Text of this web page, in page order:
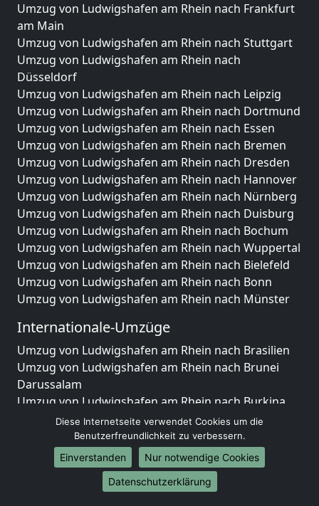
Umzug von Ludwigshafen am Rhein nach Frankfurt
am Main
Umzug von Ludwigshafen am Rhein nach Stuttgart
Umzug von Ludwigshafen am Rhein nach
Düsseldorf
Umzug von Ludwigshafen am Rhein nach Leipzig
Umzug von Ludwigshafen am Rhein nach Dortmund
Umzug von Ludwigshafen am Rhein nach Essen
Umzug von Ludwigshafen am Rhein nach Bremen
Umzug von Ludwigshafen am Rhein nach Dresden
Umzug von Ludwigshafen am Rhein nach Hannover
Umzug von Ludwigshafen am Rhein nach Nürnberg
Umzug von Ludwigshafen am Rhein nach Duisburg
Umzug von Ludwigshafen am Rhein nach Bochum
Umzug von Ludwigshafen am Rhein nach Wuppertal
Umzug von Ludwigshafen am Rhein nach Bielefeld
Umzug von Ludwigshafen am Rhein nach Bonn
Umzug von Ludwigshafen am Rhein nach Münster
Internationale-Umzüge
Umzug von Ludwigshafen am Rhein nach Brasilien
Umzug von Ludwigshafen am Rhein nach Brunei
Darussalam
Umzug von Ludwigshafen am Rhein nach Burkina
Umzug von Ludwigshafen am Rhein nach Burundi
Umzug von Ludwigshafen am Rhein nach Chile
Umzug von Ludwigshafen am Rhein nach China
Umzug von Ludwigshafen am Rhein nach
Diese Internetseite verwendet Cookies um die
Benutzerfreundlichkeit zu verbessern.
Einverstanden
Nur notwendige Cookies
Datenschutzerklärung